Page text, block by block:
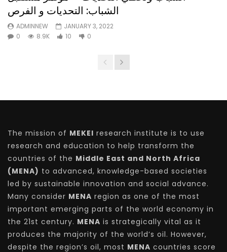
الشباب: التحديات و الفرص
ADMINNEW
JANUARY 3, 2022
0
8.9K 10 0
The mission of MEKEI research institute is to use
research and education to help transform the
countries of the Middle East and North Africa
(MENA) to advanced, knowledge-based societies
led by sustainable innovation and social advance.
Many consider MENA region as one of the most
important emerging parts of the world economy in
the 21st century. MENA is strategically vital as it
produces the majority of the world’s oil. However,
despite the region’s oil, most MENA countries score